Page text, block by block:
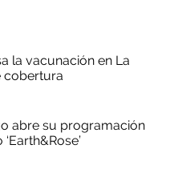
la vacunación en La
cobertura
abre su programación